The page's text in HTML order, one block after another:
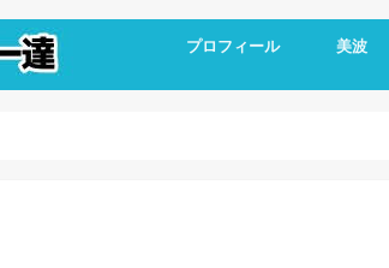
プロフィール 美波